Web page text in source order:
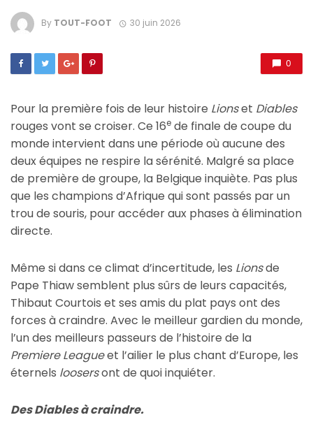
By TOUT-FOOT 30 juin 2026
0
Pour la première fois de leur histoire Lionset Diables
rouges vont se croiser. Ce 16e de finale de coupe du
monde intervient dans une période où aucune des
deux équipes ne respire la sérénité. Malgré sa place
de première de groupe, la Belgique inquiète. Pas plus
que les champions d’Afrique qui sont passés par un
trou de souris, pour accéder aux phases à élimination
directe.
Même si dans ce climat d’incertitude, les Lionsde
Pape Thiaw semblent plus sûrs de leurs capacités,
Thibaut Courtois et ses amis du plat pays ont des
forces à craindre. Avec le meilleur gardien du monde,
l’un des meilleurs passeurs de l’histoire de la
Premiere Leagueet l’ailier le plus chant d’Europe, les
éternels loosersont de quoi inquiéter.
Des Diables à craindre.